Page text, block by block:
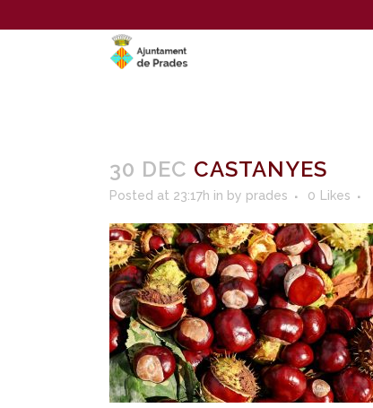
30 DEC CASTANYES
Posted at 23:17h in by prades 0 Likes